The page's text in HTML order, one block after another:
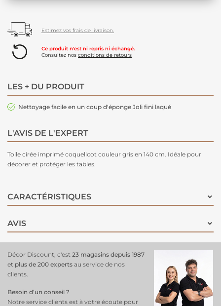
Estimez vos frais de livraison.
Ce produit n'est ni repris ni échangé.
Consultez nos conditions de retours
LES + DU PRODUIT
Nettoyage facile en un coup d'éponge Joli fini laqué
L'AVIS DE L'EXPERT
Toile cirée imprimé coquelicot couleur gris en 140 cm. Idéale pour
décorer et protéger les tables.
CARACTÉRISTIQUES
AVIS
Décor Discount, c'est 23 magasins depuis 1987
et plus de 200 experts au service de nos
clients.
Besoin d’un conseil ?
Notre service clients est à votre écoute pour